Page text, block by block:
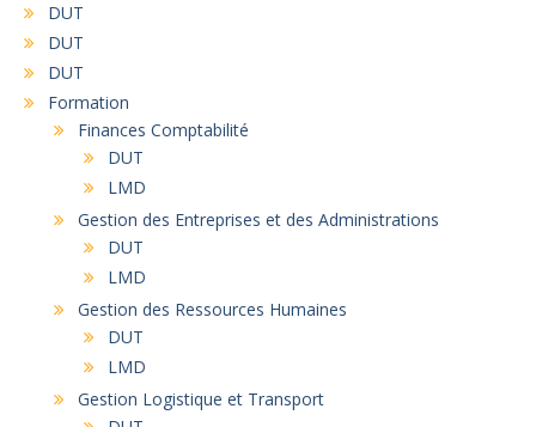
DUT
DUT
DUT
Formation
Finances Comptabilité
DUT
LMD
Gestion des Entreprises et des Administrations
DUT
LMD
Gestion des Ressources Humaines
DUT
LMD
Gestion Logistique et Transport